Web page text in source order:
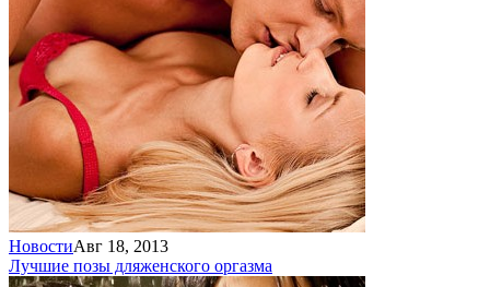
НовостиАвг 18, 2013
Лучшие позы дляженского оргазма